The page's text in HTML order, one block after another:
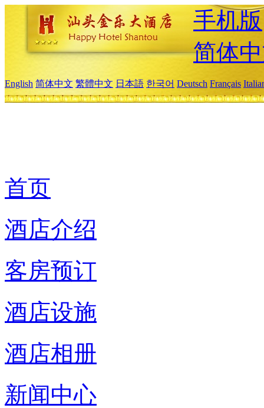
手机版
简体
English 简体中文 繁體中文 日本語 한국어 Deutsch Français
首页
酒店介绍
客房预订
酒店设施
酒店相册
新闻中心